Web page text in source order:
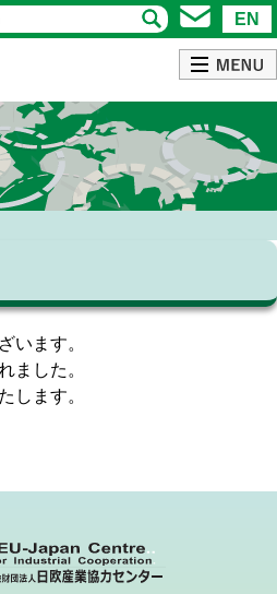
EN
います。
ました。
します。